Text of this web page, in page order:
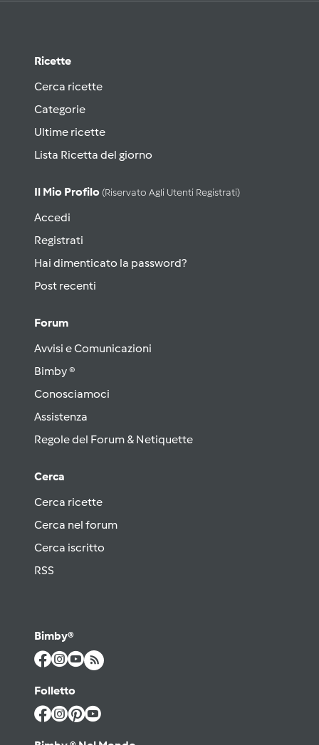
Ricette
Cerca ricette
Categorie
Ultime ricette
Lista Ricetta del giorno
Il Mio Profilo (riservato Agli Utenti Registrati)
Accedi
Registrati
Hai dimenticato la password?
Post recenti
Forum
Avvisi e Comunicazioni
Bimby ®
Conosciamoci
Assistenza
Regole del Forum & Netiquette
Cerca
Cerca ricette
Cerca nel forum
Cerca iscritto
RSS
Bimby®
Folletto